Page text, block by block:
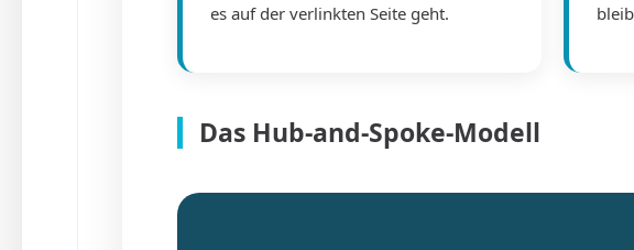
es auf der verlinkten Seite geht.
Das Hub-and-Spoke-Modell